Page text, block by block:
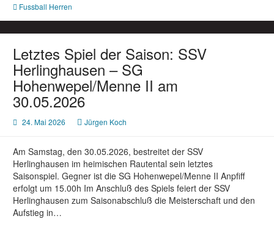
Herlinghausen
–
SG
Hohenwepel/Menne
II
11:2
Fussball Herren
Letztes Spiel der Saison: SSV
Herlinghausen – SG
Hohenwepel/Menne II am
30.05.2026
24. Mai 2026 Jürgen Koch
Am Samstag, den 30.05.2026, bestreitet der SSV
Herlinghausen im heimischen Rautental sein letztes
Saisonspiel. Gegner ist die SG Hohenwepel/Menne II Anpfiff
erfolgt um 15.00h Im Anschluß des Spiels feiert der SSV
Herlinghausen zum Saisonabschluß die Meisterschaft und den
Aufstieg in…